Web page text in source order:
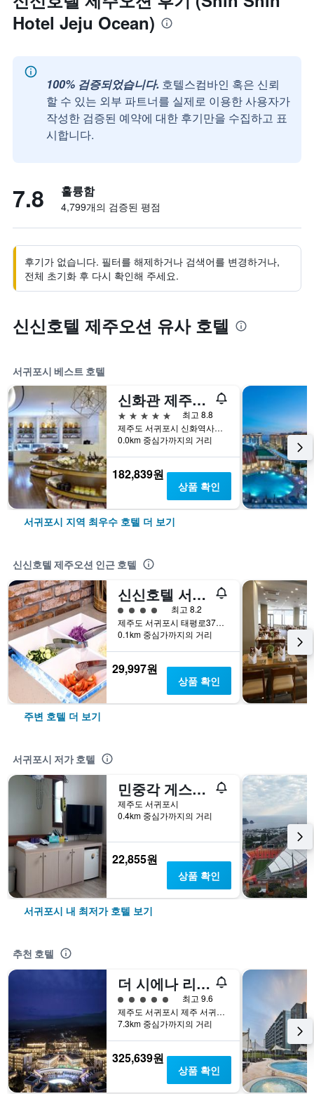
Hotel Jeju Ocean)
100% 검증되었습니다. 호텔스컴바인 혹은 신뢰
할 수 있는 외부 파트너를 실제로 이용한 사용자가
작성한 검증된 예약에 대한 후기만을 수집하고 표
시합니다.
7.8 훌륭함
4,799개의 검증된 평점
후기가 없습니다. 필터를 해제하거나 검색어를 변경하거나,
전체 초기화 후 다시 확인해 주세요.
신신호텔 제주오션 유사 호텔
서귀포시 베스트 호텔
신화관 제주신화월드 호텔 앤 리조트
5성급
최고 8.8
제주도 서귀포시 신화역사로 304번길 38
0.0km 중심가까지의 거리
182,839원
상품 확인
서귀포시 지역 최우수 호텔 더 보기
신신호텔 제주오션 인근 호텔
신신호텔 서귀포
4​성급
최고 8.2
제주도 서귀포시 태평로371번길 18
0.1km 중심가까지의 거리
29,997원
상품 확인
주변 호텔 더 보기
서귀포시 저가 호텔
민중각 게스트하우스
제주도 서귀포시
0.4km 중심가까지의 거리
22,855원
상품 확인
서귀포시 내 최저가 호텔 보기
추천 호텔
더 시에나 리조트
5​성급
최고 9.6
제주도 서귀포시 제주 서귀포시 용흥로66번길 158-8
7.3km 중심가까지의 거리
325,639원
상품 확인